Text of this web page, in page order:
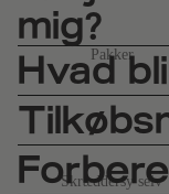
Pakker
Skræddersy selv
mig?
Hvad